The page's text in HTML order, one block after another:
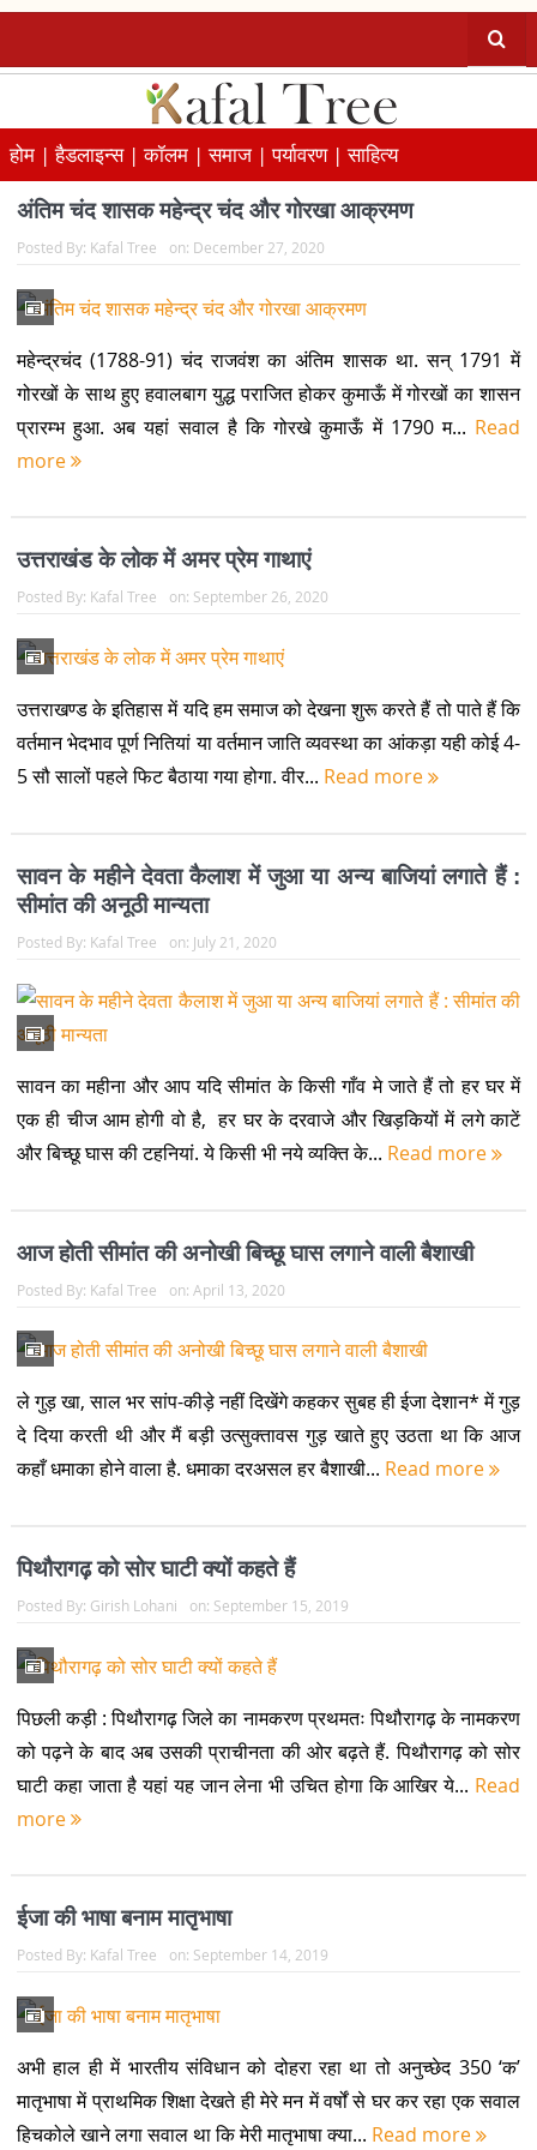
होम |हैडलाइन्स |कॉलम |समाज |पर्यावरण |साहित्य
अंतिम चंद शासक महेन्द्र चंद और गोरखा आक्रमण
Posted By: Kafal Tree on: December 27, 2020
महेन्द्रचंद (1788-91) चंद राजवंश का अंतिम शासक था. सन् 1791 में
गोरखों के साथ हुए हवालबाग युद्ध पराजित होकर कुमाऊँ में गोरखों का शासन
प्रारम्भ हुआ. अब यहां सवाल है कि गोरखे कुमाऊँ में 1790 म... Read
more
उत्तराखंड के लोक में अमर प्रेम गाथाएं
Posted By: Kafal Tree on: September 26, 2020
उत्तराखण्ड के इतिहास में यदि हम समाज को देखना शुरू करते हैं तो पाते हैं कि
वर्तमान भेदभाव पूर्ण नितियां या वर्तमान जाति व्यवस्था का आंकड़ा यही कोई 4-
5 सौ सालों पहले फिट बैठाया गया होगा. वीर... Read more
सावन के महीने देवता कैलाश में जुआ या अन्य बाजियां लगाते हैं :
सीमांत की अनूठी मान्यता
Posted By: Kafal Tree on: July 21, 2020
सावन का महीना और आप यदि सीमांत के किसी गाँव मे जाते हैं तो हर घर में
एक ही चीज आम होगी वो है, हर घर के दरवाजे और खिड़कियों में लगे काटें
और बिच्छू घास की टहनियां. ये किसी भी नये व्यक्ति के... Read more
आज होती सीमांत की अनोखी बिच्छू घास लगाने वाली बैशाखी
Posted By: Kafal Tree on: April 13, 2020
ले गुड़ खा, साल भर सांप-कीड़े नहीं दिखेंगे कहकर सुबह ही ईजा देशान* में गुड़
दे दिया करती थी और मैं बड़ी उत्सुक्तावस गुड़ खाते हुए उठता था कि आज
कहाँ धमाका होने वाला है. धमाका दरअसल हर बैशाखी... Read more
पिथौरागढ़ को सोर घाटी क्यों कहते हैं
Posted By: Girish Lohani on: September 15, 2019
पिछली कड़ी : पिथौरागढ़ जिले का नामकरण प्रथमतः पिथौरागढ़ के नामकरण
को पढ़ने के बाद अब उसकी प्राचीनता की ओर बढ़ते हैं. पिथौरागढ़ को सोर
घाटी कहा जाता है यहां यह जान लेना भी उचित होगा कि आखिर ये... Read
more
ईजा की भाषा बनाम मातृभाषा
Posted By: Kafal Tree on: September 14, 2019
अभी हाल ही में भारतीय संविधान को दोहरा रहा था तो अनुच्छेद 350 ‘क’
मातृभाषा में प्राथमिक शिक्षा देखते ही मेरे मन में वर्षों से घर कर रहा एक सवाल
हिचकोले खाने लगा सवाल था कि मेरी मातृभाषा क्या... Read more